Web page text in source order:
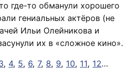
где-то обманули хорошего
гениальных актёров (не
Ильи Олейникова и
их в «сложное кино».
, 4, 5, 6, 7, 8, 9, 10, 11, 12…